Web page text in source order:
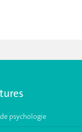
psychologie